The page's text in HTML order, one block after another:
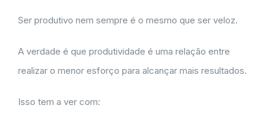
Ser produtivo nem sempre é o mesmo que ser veloz.
A verdade é que produtividade é uma relação entre
realizar o menor esforço para alcançar mais resultados.
Isso tem a ver com: